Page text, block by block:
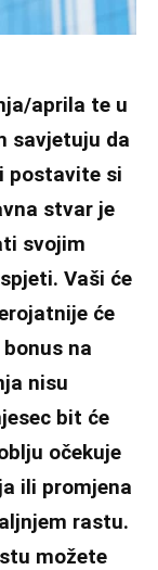
aprila te u
savjetuju da
postavite si
stvar je
svojim
Vaši će
će
na
nisu
bit će
očekuje
ili promjena
rastu.
možete